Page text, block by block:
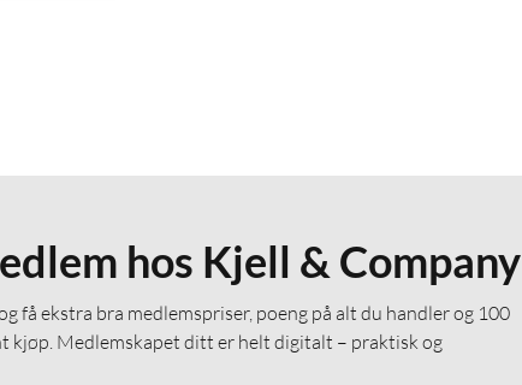
hos Kjell & Company
få ekstra bra medlemspriser, poeng på alt du handler og 100
kjøp. Medlemskapet ditt er helt digitalt – praktisk og